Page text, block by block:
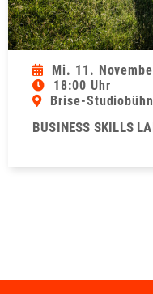
Mi. 11.
18:00 Uhr
Brise-
BUSINESS SKILLS